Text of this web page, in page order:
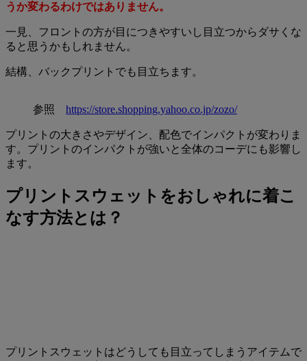
うか変わるわけではありません。
一見、フロントの方が目につきやすいし目立つからダサくな
ると思うかもしれません。
結構、バックプリントでも目立ちます。
参照 https://store.shopping.yahoo.co.jp/zozo/
プリントの大きさやデザイン、配色でインパクトが変わりま
す。プリントのインパクトが強いと全体のコーデにも影響し
ます。
プリントスウェットをおしゃれに着こ
なす方法とは？
プリントスウェットはどうしても目立ってしまうアイテムで